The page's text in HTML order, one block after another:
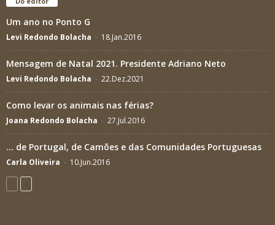
Um ano no Ponto G
Levi Redondo Bolacha - 18.Jan.2016
Mensagem de Natal 2021. Presidente Adriano Neto
Levi Redondo Bolacha - 22.Dez.2021
Como levar os animais nas férias?
Joana Redondo Bolacha - 27.Jul.2016
… de Portugal, de Camões e das Comunidades Portuguesas
Carla Oliveira - 10.Jun.2016